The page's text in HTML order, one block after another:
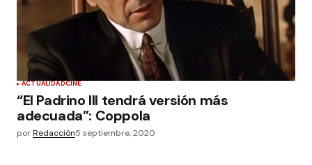
ACTUALIDADCINE
“El Padrino III tendrá versión más
adecuada”: Coppola
porRedacción5 septiembre, 2020